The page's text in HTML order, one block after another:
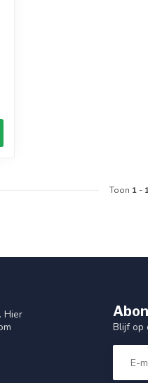
Toon 1 -
Hier
Blijf op